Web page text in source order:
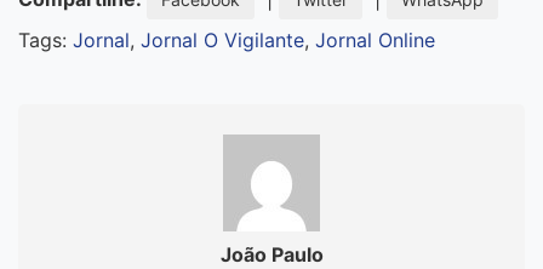
Tags: Jornal, Jornal O Vigilante, Jornal Online
João Paulo